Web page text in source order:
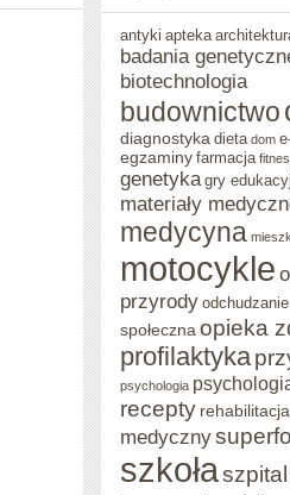
antyki apteka
badania
biotechnologia
budownictwo
diagnostyka dieta dom
egzaminy farmacja
genetyka gry
materiały
medycyna
motocykle
przyrody odchudzanie
społeczna opieka
profilaktyka
psychologia
recepty rehabilitacja
medyczny
szkołaszpital